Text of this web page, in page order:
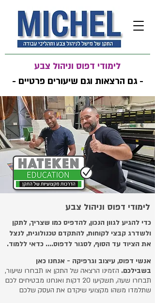
לימודי דפוס וניהול צבע
- גם הרצאות וגם שיעורים פרטיים -
לימודי דפוס וניהול צבע
כדי להגיע לגוון הנכון, להדפיס כמו שצריך, לתקן
ולשדרג קבצי לקוחות, להתקדם טכנולוגית, לנצל
את הציוד עד הסוף, לסגור לדפוס.... כדאי ללמוד.
אנשי דפוס, עיצוב וגרפיקה - אנחנו כאן
בשבילכם. הזמינו הרצאה של התקן או תבחרו שיעור,
תבחרו שעה, תשקיעו 20 דקות ואנחנו מבטיחים לכם
שתלמדו משהו מקצועי שיקדם את העסק שלכם